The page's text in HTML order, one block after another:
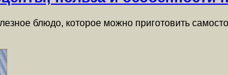
блюдо, которое можно приготовить